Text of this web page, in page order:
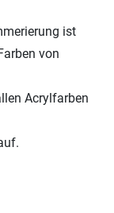
ist
von
Acrylfarben